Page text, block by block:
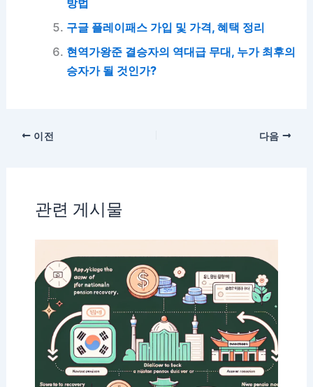
구글 플레이패스 가입 및 가격, 혜택 정리
현역가왕준 결승자의 역대급 무대, 누가 최후의
승자가 될 것인가?
이전 다음
관련 게시물